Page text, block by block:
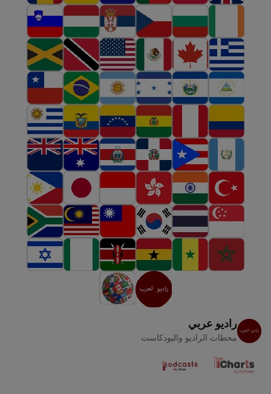
راديو عربي
محطات الراديو والبودكاست